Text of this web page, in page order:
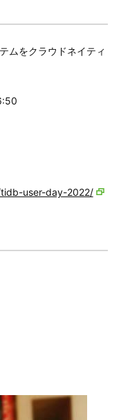
ムをクラウドネイティ
user-day-2022/